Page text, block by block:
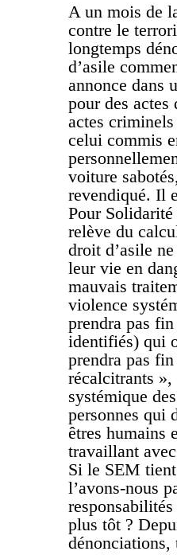
A un mois de
contre le
longtemps
d’asile
annonce dans
pour des
actes
celui commis
voiture
revendiqué. Il
Pour
relève du
droit d’asile
leur vie en
mauvais
violence
prendra pas
identifiés) qui
prendra pas
récalcitrants
systémique
personnes qui
êtres humains
travaillant
Si le SEM
l’avons-nous
plus tôt ?